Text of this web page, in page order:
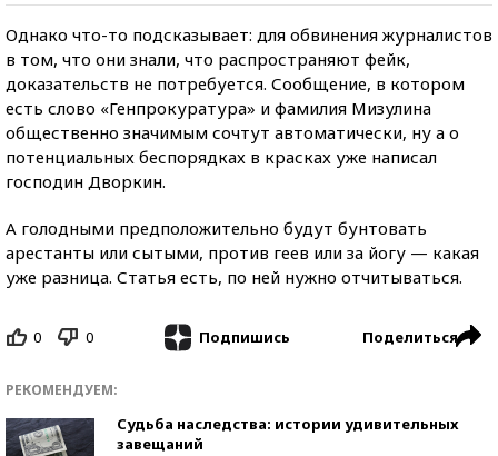
Однако что-то подсказывает: для обвинения журналистов
в том, что они знали, что распространяют фейк,
доказательств не потребуется. Сообщение, в котором
есть слово «Генпрокуратура» и фамилия Мизулина
общественно значимым сочтут автоматически, ну а о
потенциальных беспорядках в красках уже написал
господин Дворкин.
А голодными предположительно будут бунтовать
арестанты или сытыми, против геев или за йогу — какая
уже разница. Статья есть, по ней нужно отчитываться.
0 0 Подпишись Поделиться
РЕКОМЕНДУЕМ:
Судьба наследства: истории удивительных
завещаний